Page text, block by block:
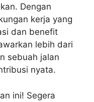
Dengan
kerja yang
dan benefit
lebih dari
sebuah jalan
nyata.
ini! Segera